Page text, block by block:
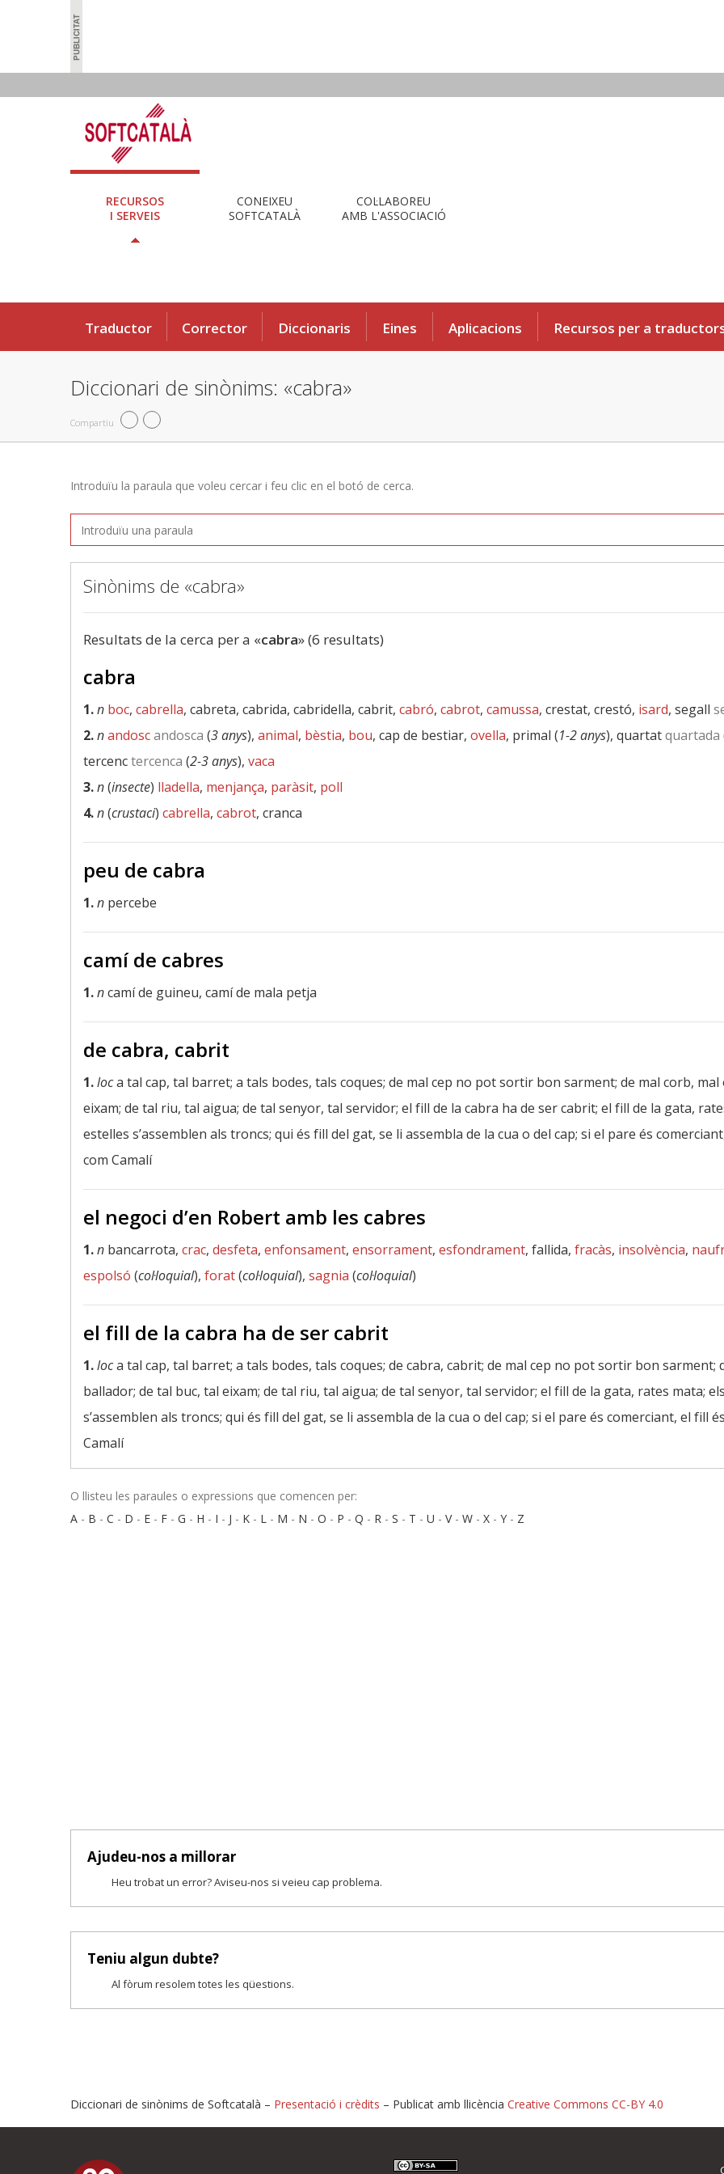
RECURSOS
I SERVEIS
CONEIXEU
SOFTCATALÀ
COL·LABOREU
AMB L'ASSOCIACIÓ
Traductor Corrector Diccionaris Eines Aplicacions Recursos per a
Diccionari de sinònims: «cabra»
Compartiu
Introduïu la paraula que voleu cercar i feu clic en el botó de cerca.
Sinònims de «cabra»
Resultats de la cerca per a «cabra» (6 resultats)
cabra
1.n boc, cabrella, cabreta, cabrida, cabridella, cabrit, cabró, cabrot, camussa, crestat, crestó, isard, segall
2.nandoscandosca (3 anys), animal, bèstia, bou, cap de bestiar, ovella, primal (1-2 anys), quartatquartada
tercenctercenca (2-3 anys), vaca
3.n(insecte) lladella, menjança, paràsit, poll
4.n(crustaci) cabrella, cabrot, cranca
peu de cabra
1.n percebe
camí de cabres
1.ncamí de guineu, camí de mala petja
de cabra, cabrit
1.loca tal cap, tal barret; a tals bodes, tals coques; de mal cep no pot sortir bon sarment; de mal corb,
eixam; de tal riu, tal aigua; de tal senyor, tal servidor; el fill de la cabra ha de ser cabrit; el fill de la gata,
estelles s’assemblen als troncs; qui és fill del gat, se li assembla de la cua o del cap; si el pare és
com Camalí
el negoci d’en Robert amb les cabres
1.n bancarrota, crac, desfeta, enfonsament, ensorrament, esfondrament, fallida, fracàs, insolvència,
espolsó (col·loquial), forat(col·loquial), sagnia (col·loquial)
el fill de la cabra ha de ser cabrit
1.loca tal cap, tal barret; a tals bodes, tals coques; de cabra, cabrit; de mal cep no pot sortir bon sarment;
ballador; de tal buc, tal eixam; de tal riu, tal aigua; de tal senyor, tal servidor; el fill de la gata, rates mata;
s’assemblen als troncs; qui és fill del gat, se li assembla de la cua o del cap; si el pare és comerciant, el fill
Camalí
O llisteu les paraules o expressions que comencen per:
A - B - C - D - E - F - G - H - I - J - K - L - M - N - O - P - Q - R - S - T - U - V- W - X - Y - Z
Ajudeu-nos a millorar
Heu trobat un error? Aviseu-nos si veieu cap problema.
Teniu algun dubte?
Al fòrum resolem totes les qüestions.
Diccionari de sinònims de Softcatalà – Presentació i crèdits – Publicat amb llicència Creative Commons CC-BY 4.0